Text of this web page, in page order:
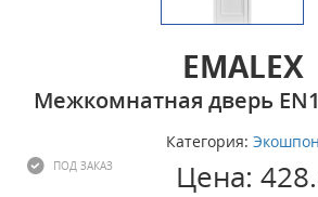
EMALEX
Межкомнатная дверь EN1
Категория: Экошпон
ПОД ЗАКАЗ Цена: